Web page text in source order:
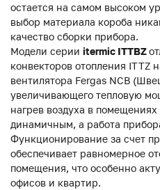
остается на самом высоком
выбор материала короба
качество сборки прибора.
Модели серии itermic ITTBZ
конвекторов отопления ITTZ
вентилятора Fergas NCB
увеличивающего тепловую
нагрев воздуха в помещениях
динамичным, а работа
Функционирование за счет
обеспечивает равномерное
помещения, что особенно
офисов и квартир.